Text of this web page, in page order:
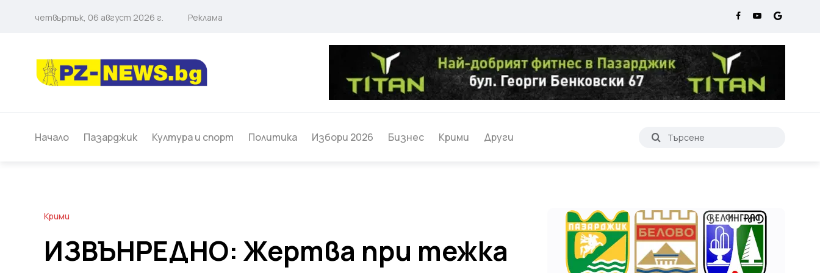
четвъртък, 06 август 2026 г. Реклама
Начало Пазарджик Култура и спорт Политика Избори 2026 Бизнес Крими Други
Крими
ИЗВЪНРЕДНО: Жертва при тежка